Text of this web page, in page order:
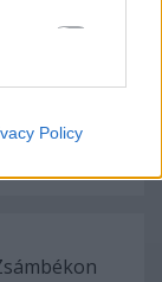
Policy
Petőfi